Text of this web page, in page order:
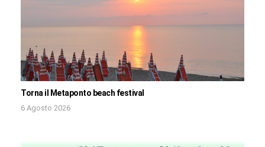
Torna il Metaponto beach festival
6 Agosto 2026